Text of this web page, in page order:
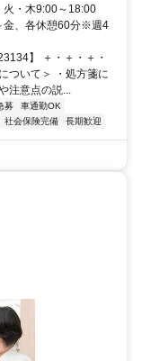
火・木9:00～18:00
金、各休憩60分※週4
】 ＋・＋・＋・
ついて＞ ・処方箋に
注意点の説...
募
車通勤OK
社会保険完備 長期歓迎